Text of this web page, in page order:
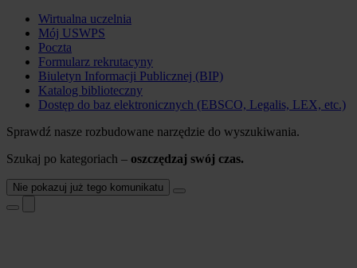
Wirtualna uczelnia
Mój USWPS
Poczta
Formularz rekrutacyny
Biuletyn Informacji Publicznej (BIP)
Katalog biblioteczny
Dostęp do baz elektronicznych (EBSCO, Legalis, LEX, etc.)
Sprawdź nasze rozbudowane narzędzie do wyszukiwania.
Szukaj po kategoriach – oszczędzaj swój czas.
Nie pokazuj już tego komunikatu